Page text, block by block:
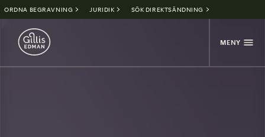
ORDNA BEGRAVNING JURIDIK SÖK DIREKTSÄNDNING
MENY